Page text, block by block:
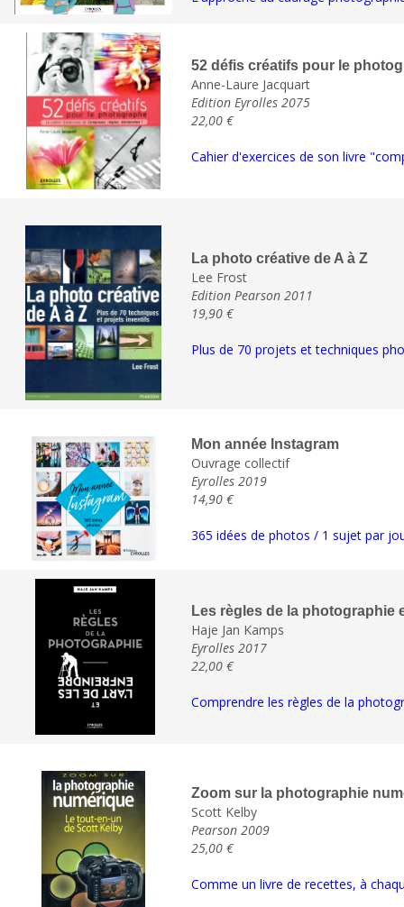
52 défis créatifs pour le
Anne-Laure Jacquart
Edition Eyrolles 2075
22,00 €
Cahier d'exercices de son livre
La photo créative de A à Z
Lee Frost
Edition Pearson 2011
19,90 €
Plus de 70 projets et techniques
Mon année Instagram
Ouvrage collectif
Eyrolles 2019
14,90 €
365 idées de photos / 1 sujet par
Les règles de la photographie
Haje Jan Kamps
Eyrolles 2017
22,00 €
Comprendre les règles de la
Zoom sur la photographie
Scott Kelby
Pearson 2009
25,00 €
Comme un livre de recettes, à